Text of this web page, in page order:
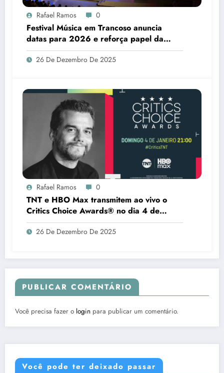
Rafael Ramos 0
Festival Música em Trancoso anuncia
datas para 2026 e reforça papel da
cultura no desenvolvimento do sul da
Bahia26 De Dezembro De 2025
Rafael Ramos 0
TNT e HBO Max transmitem ao vivo o
Critics Choice Awards® no dia 4 de
janeiro
26 De Dezembro De 2025
PUBLICAR COMENTÁRIO
Você precisa fazer o login para publicar um comentário.
Você pode ter deixado passar